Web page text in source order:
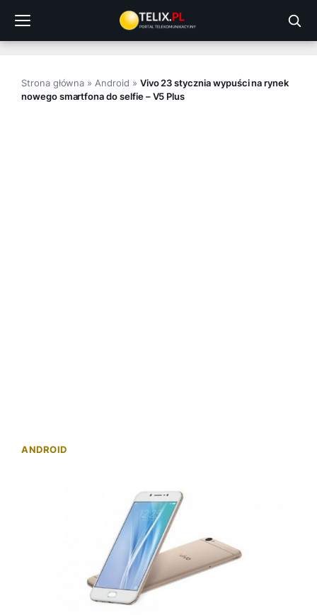
treści
Strona główna » Android » Vivo 23 stycznia wypuści na rynek
nowego smartfona do selfie – V5 Plus
ANDROID